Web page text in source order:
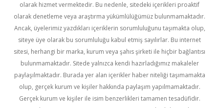
olarak hizmet vermektedir. Bu nedenle, sitedeki içerikleri proaktif
olarak denetleme veya araştırma yükümlülüğümüz bulunmamaktadır.
Ancak, üyelerimiz yazdıkları içeriklerin sorumluluğunu taşımakta olup,
siteye üye olarak bu sorumluluğu kabul etmiş sayılırlar. Bu internet
sitesi, herhangi bir marka, kurum veya şahıs şirketi ile hiçbir bağlantısı
bulunmamaktadır. Sitede yalnızca kendi hazırladığımız makaleler
paylaşılmaktadır. Burada yer alan içerikler haber niteliği taşımamakta
olup, gerçek kurum ve kişiler hakkında paylaşım yapılmamaktadır.
Gerçek kurum ve kişiler ile isim benzerlikleri tamamen tesadüfidir.